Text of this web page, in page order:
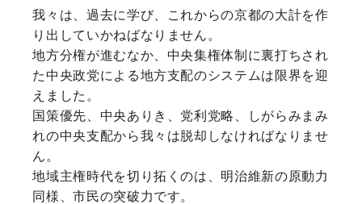
我々は、過去に学び、これからの京都の大計を作
り出していかねばなりません。
地方分権が進むなか、中央集権体制に裏打ちされ
た中央政党による地方支配のシステムは限界を迎
えました。
国策優先、中央ありき、党利党略、しがらみまみ
れの中央支配から我々は脱却しなければなりませ
ん。
地域主権時代を切り拓くのは、明治維新の原動力
同様、市民の突破力です。